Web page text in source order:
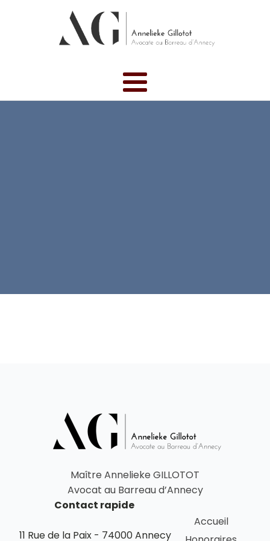
Maître Annelieke GILLOTOT
Avocat au Barreau d’Annecy
Contact rapide
11 Rue de la Paix - 74000 Annecy
Accueil